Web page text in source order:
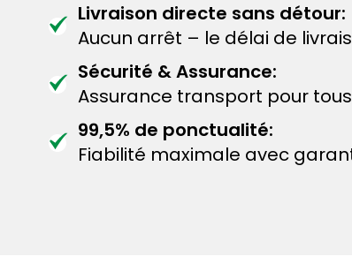
Livraison directe sans détour:
Aucun arrêt – le délai de
Sécurité & Assurance:
Assurance transport pour
99,5% de ponctualité:
Fiabilité maximale avec